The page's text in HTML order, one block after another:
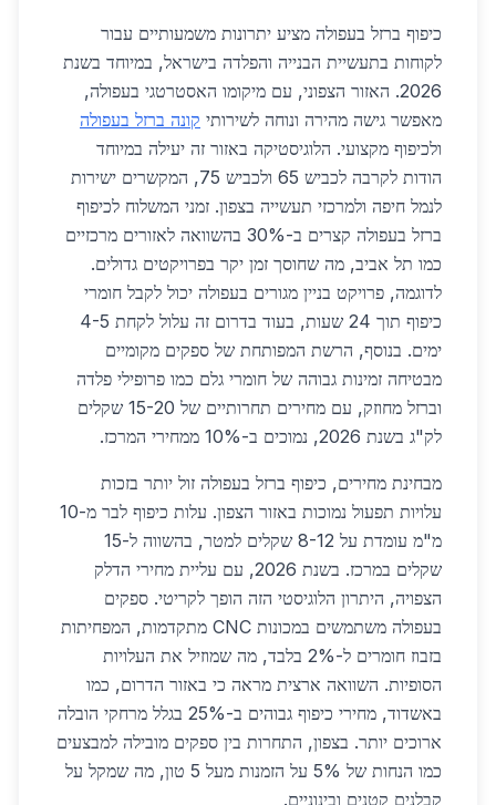
כיפוף ברזל בעפולה מציע יתרונות משמעותיים עבור
לקוחות בתעשיית הבנייה והפלדה בישראל, במיוחד בשנת
2026. האזור הצפוני, עם מיקומו האסטרטגי בעפולה,
מאפשר גישה מהירה ונוחה לשירותי קונה ברזל בעפולה
ולכיפוף מקצועי. הלוגיסטיקה באזור זה יעילה במיוחד
הודות לקרבה לכביש 65 ולכביש 75, המקשרים ישירות
לנמל חיפה ולמרכזי תעשייה בצפון. זמני המשלוח לכיפוף
ברזל בעפולה קצרים ב-30% בהשוואה לאזורים מרכזיים
כמו תל אביב, מה שחוסך זמן יקר בפרויקטים גדולים.
לדוגמה, פרויקט בניין מגורים בעפולה יכול לקבל חומרי
כיפוף תוך 24 שעות, בעוד בדרום זה עלול לקחת 4-5
ימים. בנוסף, הרשת המפותחת של ספקים מקומיים
מבטיחה זמינות גבוהה של חומרי גלם כמו פרופילי פלדה
וברזל מחוזק, עם מחירים תחרותיים של 15-20 שקלים
לק"ג בשנת 2026, נמוכים ב-10% ממחירי המרכז.
מבחינת מחירים, כיפוף ברזל בעפולה זול יותר בזכות
עלויות תפעול נמוכות באזור הצפון. עלות כיפוף לבר מ-10
מ"מ עומדת על 8-12 שקלים למטר, בהשווה ל-15
שקלים במרכז. בשנת 2026, עם עליית מחירי הדלק
הצפויה, היתרון הלוגיסטי הזה הופך לקריטי. ספקים
בעפולה משתמשים במכונות CNC מתקדמות, המפחיתות
בזבוז חומרים ל-2% בלבד, מה שמוזיל את העלויות
הסופיות. השוואה ארצית מראה כי באזור הדרום, כמו
באשדוד, מחירי כיפוף גבוהים ב-25% בגלל מרחקי הובלה
ארוכים יותר. בצפון, התחרות בין ספקים מובילה למבצעים
כמו הנחות של 5% על הזמנות מעל 5 טון, מה שמקל על
קבלנים קטנים ובינוניים.